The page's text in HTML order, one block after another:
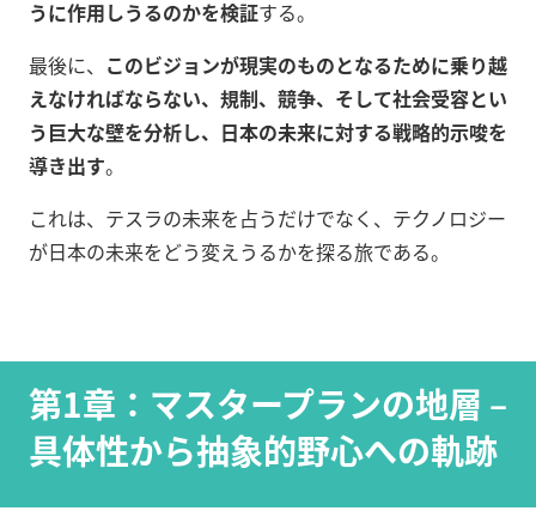
うに作用しうるのかを検証する。
最後に、 このビジョンが現実のものとなるために乗り越
えなければならない、規制、競争、そして社会受容とい
う巨大な壁を分析し、日本の未来に対する戦略的示唆を
導き出す。
これは、テスラの未来を占うだけでなく、テクノロジー
が日本の未来をどう変えうるかを探る旅である。
第1章：マスタープランの地層 –
具体性から抽象的野心への軌跡